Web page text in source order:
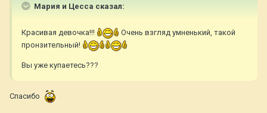
Мария и Цесса сказал:
Красивая девочка!!!
Очень взгляд умненький, такой
пронзительный!
Вы уже купаетесь???
Спасибо